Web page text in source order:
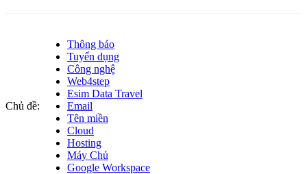
Chủ đề:
Thông báo
Tuyển dụng
Công nghệ
Web4step
Esim Data Travel
Email
Tên miền
Cloud
Hosting
Máy Chủ
Google Workspace